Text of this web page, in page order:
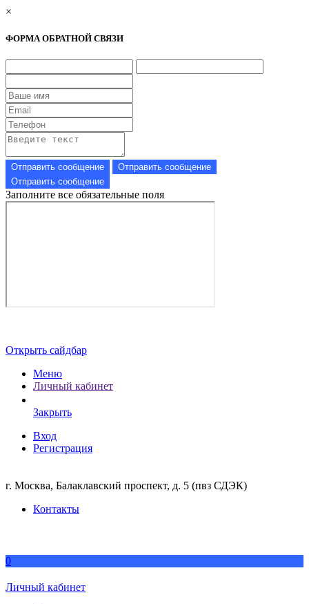
×
ФОРМА ОБРАТНОЙ СВЯЗИ
Заполните все обязательные поля
Открыть сайдбар
Меню
Личный кабинет
Закрыть
Вход
Регистрация
г. Москва, Балаклавский проспект, д. 5 (пвз СДЭК)
Контакты
0
Личный кабинет